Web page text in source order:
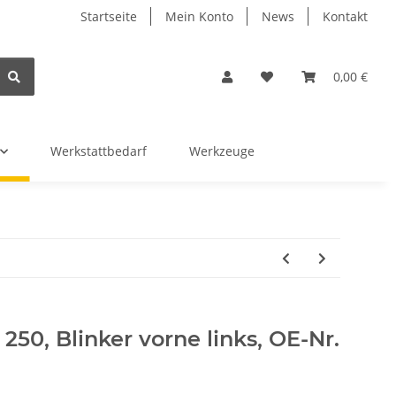
Startseite Mein Konto News Kontakt
0,00 €
Werkstattbedarf Werkzeuge
Blinker vorne links, OE-Nr.